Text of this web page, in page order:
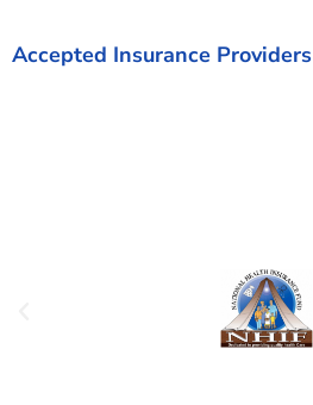
Accepted Insurance Providers